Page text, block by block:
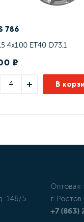
786
4x100 ET40 D73.1
₽
В
146/5
Оптовая
г.
+7 (863)